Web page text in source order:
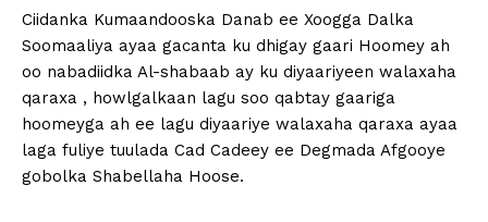
Ciidanka Kumaandooska Danab ee Xoogga Dalka
Soomaaliya ayaa gacanta ku dhigay gaari Hoomey ah
oo nabadiidka Al-shabaab ay ku diyaariyeen walaxaha
qaraxa , howlgalkaan lagu soo qabtay gaariga
hoomeyga ah ee lagu diyaariye walaxaha qaraxa ayaa
laga fuliye tuulada Cad Cadeey ee Degmada Afgooye
gobolka Shabellaha Hoose.